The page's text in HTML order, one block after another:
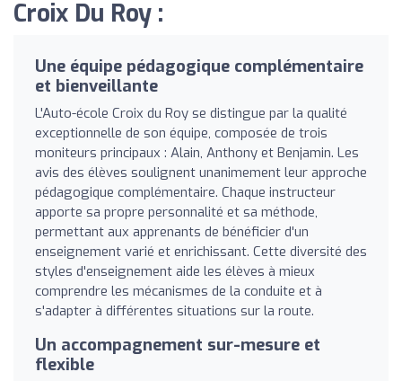
Croix Du Roy :
Une équipe pédagogique complémentaire
et bienveillante
L'Auto-école Croix du Roy se distingue par la qualité
exceptionnelle de son équipe, composée de trois
moniteurs principaux : Alain, Anthony et Benjamin. Les
avis des élèves soulignent unanimement leur approche
pédagogique complémentaire. Chaque instructeur
apporte sa propre personnalité et sa méthode,
permettant aux apprenants de bénéficier d'un
enseignement varié et enrichissant. Cette diversité des
styles d'enseignement aide les élèves à mieux
comprendre les mécanismes de la conduite et à
s'adapter à différentes situations sur la route.
Un accompagnement sur-mesure et
flexible